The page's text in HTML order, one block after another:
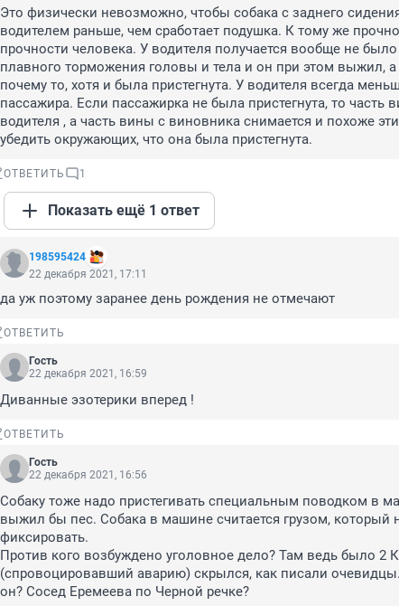
Это физически невозможно, чтобы собака с заднего
водителем раньше, чем сработает подушка. К тому же
прочности человека. У водителя получается вообще не
плавного торможения головы и тела и он при этом выжил,
почему то, хотя и была пристегнута. У водителя всегда
пассажира. Если пассажирка не была пристегнута, то часть
водителя , а часть вины с виновника снимается и похоже
убедить окружающих, что она была пристегнута.
ОТВЕТИТЬ 1
Показать ещё 1 ответ
198595424
22 декабря 2021, 17:11
да уж поэтому заранее день рождения не отмечают
ОТВЕТИТЬ
Гость
22 декабря 2021, 16:59
Диванные эзотерики вперед !
ОТВЕТИТЬ
Гость
22 декабря 2021, 16:56
Собаку тоже надо пристегивать специальным поводком в
выжил бы пес. Собака в машине считается грузом, который
фиксировать.
Против кого возбуждено уголовное дело? Там ведь было 2
(спровоцировавший аварию) скрылся, как писали
он? Сосед Еремеева по Черной речке?